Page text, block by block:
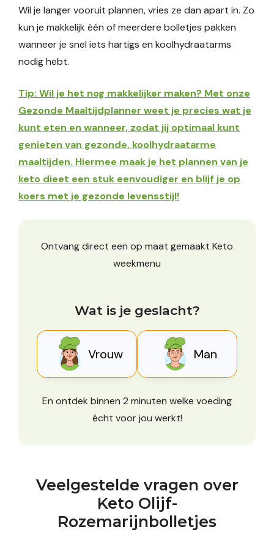
Wil je langer vooruit plannen, vries ze dan apart in. Zo
kun je makkelijk één of meerdere bolletjes pakken
wanneer je snel iets hartigs en koolhydraatarms
nodig hebt.
Tip: Wil je het nog makkelijker maken? Met onze
Gezonde Maaltijdplanner weet je precies wat je
kunt eten en wanneer, zodat jij optimaal kunt
genieten van gezonde, koolhydraatarme
maaltijden. Hiermee maak je het plannen van je
keto dieet een stuk eenvoudiger en blijf je op
koers met je gezonde levensstijl!
Ontvang direct een op maat gemaakt Keto
weekmenu
Wat is je geslacht?
Vrouw Man
En ontdek binnen 2 minuten welke voeding
écht voor jou werkt!
Veelgestelde vragen over
Keto Olijf-
Rozemarijnbolletjes